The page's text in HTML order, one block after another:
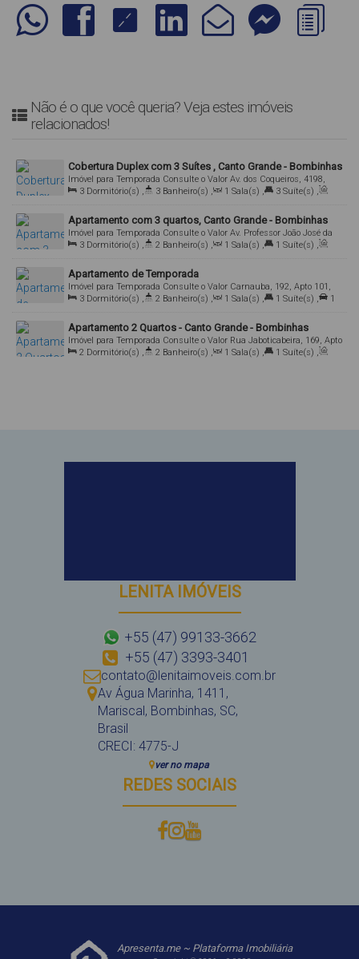
Não é o que você queria? Veja estes imóveis
relacionados!
Cobertura Duplex com 3 Suítes , Canto Grande - Bombinhas
Consulte o Valor
Imóvel para Temporada
Av. dos Coqueiros, 4198,
Cobertura 201, 88215-000, Canto Grande, Bombinhas, Santa
3 Dormitório(s) , 3 Banheiro(s) , 1 Sala(s) , 3 Suíte(s) ,
Apartamento com 3 quartos, Canto Grande - Bombinhas
Consulte o Valor
Imóvel para Temporada
Av. Professor João José da
Cruz, Apto 02, 88215-000, Canto Grande, Bombinhas, Santa
3 Dormitório(s) , 2 Banheiro(s) , 1 Sala(s) , 1 Suíte(s) ,
Apartamento de Temporada
Consulte o Valor
Imóvel para Temporada
Carnauba, 192, Apto 101,
88215-000, Canto Grande, Bombinhas, Santa Catarina, Brasil
3 Dormitório(s) , 2 Banheiro(s) , 1 Sala(s) , 1 Suíte(s) ,
1
Apartamento 2 Quartos - Canto Grande - Bombinhas
Consulte o Valor
Imóvel para Temporada
Rua Jaboticabeira, 169, Apto
201, 88215-000, Canto Grande, Bombinhas, Santa Catarina, Brasil
2 Dormitório(s) , 2 Banheiro(s) , 1 Sala(s) , 1 Suíte(s) ,
LENITA IMÓVEIS
+55 (47) 99133-3662
+55 (47) 3393-3401
contato@lenitaimoveis.com.br
Av Água Marinha, 1411 ,
Mariscal , Bombinhas, SC,
Brasil
CRECI: 4775-J
ver no mapa
REDES SOCIAIS
Apresenta.me ~ Plataforma Imobiliária